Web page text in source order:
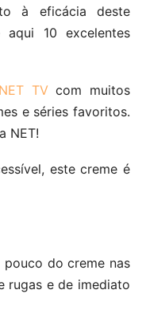
à eficácia deste
aqui 10 excelentes
NET TVcom muitos
e séries favoritos.
NET!
este creme é
do creme nas
rugas e de imediato